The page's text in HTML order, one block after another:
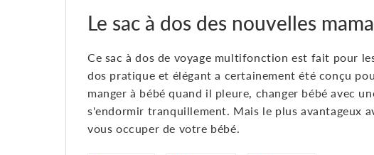
Le sac à dos des nouvelles
Ce sac à dos de voyage multifonction est fait pour
dos pratique et élégant a certainement été conçu
manger à bébé quand il pleure, changer bébé avec
s'endormir tranquillement. Mais le plus avantageux
vous occuper de votre bébé.